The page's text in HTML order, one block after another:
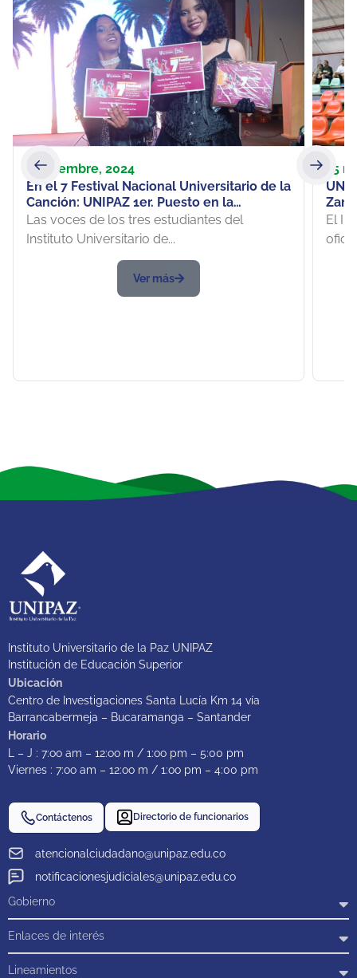
3 diciembre, 2024
En el 7 Festival Nacional Universitario de la
Canción: UNIPAZ 1er. Puesto en la
categoría Formación Musical-Intérprete
Femenino
Las voces de los tres estudiantes del
Instituto Universitario de...
Ver más
15
El
Instituto Universitario de la Paz UNIPAZ
Institución de Educación Superior
Ubicación
Centro de Investigaciones Santa Lucía Km 14 vía
Barrancabermeja – Bucaramanga – Santander
Horario
L – J : 7:oo am – 12:oo m / 1:oo pm – 5:00 pm
Viernes : 7:oo am – 12:oo m / 1:oo pm – 4:00 pm
atencionalciudadano@unipaz.edu.co
notificacionesjudiciales@unipaz.edu.co
Contáctenos Directorio de funcionarios
Gobierno
Enlaces de interés
Lineamientos